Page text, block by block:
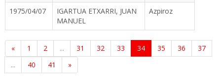
1975/04/07
IGARTUA ETXARRI, JUAN
MANUEL
Azpiroz
« 1 2 ... 31 32 33 34 35 36
37
...
40 41 »